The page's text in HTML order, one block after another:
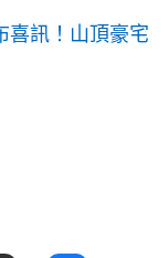
喜訊！山頂豪宅